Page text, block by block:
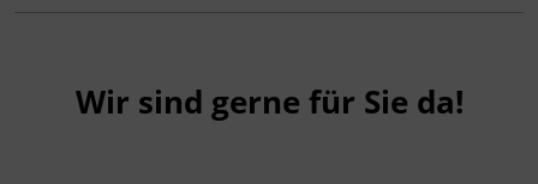
Postfachs
Sichere Identifikation und digitale
Wir sind gerne für Sie da!